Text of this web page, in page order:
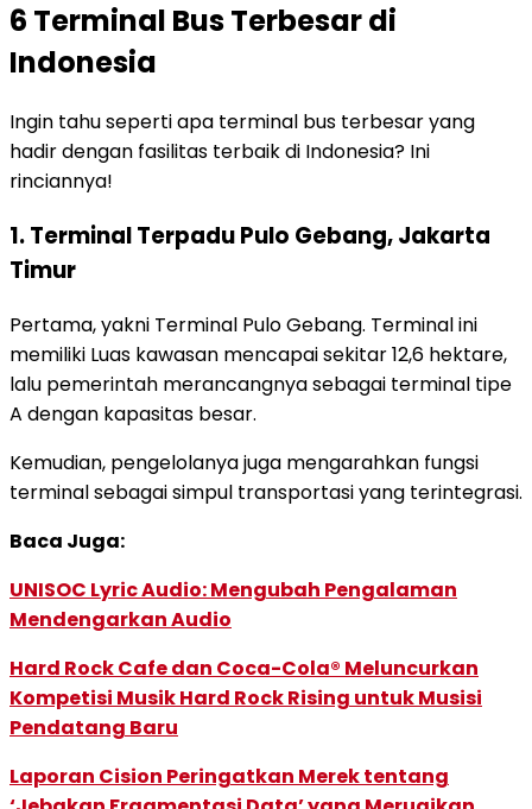
6 Terminal Bus Terbesar di
Indonesia
Ingin tahu seperti apa terminal bus terbesar yang
hadir dengan fasilitas terbaik di Indonesia? Ini
rinciannya!
1. Terminal Terpadu Pulo Gebang, Jakarta
Timur
Pertama, yakni Terminal Pulo Gebang. Terminal ini
memiliki Luas kawasan mencapai sekitar 12,6 hektare,
lalu pemerintah merancangnya sebagai terminal tipe
A dengan kapasitas besar.
Kemudian, pengelolanya juga mengarahkan fungsi
terminal sebagai simpul transportasi yang terintegrasi.
Baca Juga:
UNISOC Lyric Audio: Mengubah Pengalaman
Mendengarkan Audio
Hard Rock Cafe dan Coca-Cola® Meluncurkan
Kompetisi Musik Hard Rock Rising untuk Musisi
Pendatang Baru
Laporan Cision Peringatkan Merek tentang